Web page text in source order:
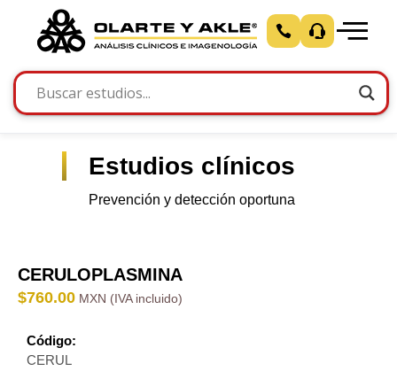
Estudios clínicos
Prevención y detección oportuna
CERULOPLASMINA
$760.00
Código:
CERUL